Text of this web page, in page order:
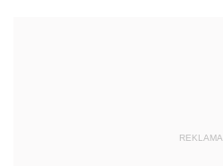
REKLAMA